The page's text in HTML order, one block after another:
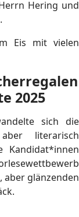
Hering und
Eis mit vielen
2025
sich die
literarisch
Kandidat*innen
aber glänzenden